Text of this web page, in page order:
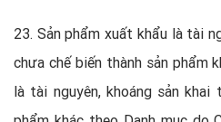
23. Sản phẩm xuất khẩu là tài
chưa chế biến thành sản phẩm
là tài nguyên, khoáng sản khai